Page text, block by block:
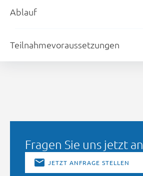
Ablauf
Teilnahmevoraussetzungen
Fragen Sie uns jetzt an
JETZT ANFRAGE STELLEN